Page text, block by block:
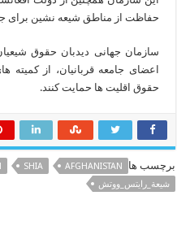
حفاظت از مناطق شیعه نشین برای
سازمان جهانی دیدبان حقوق
اعضای جامعه قربانیان، از کمیته
حقوق اقلیت ها حمایت کنند.
برچسب ها AFGHANISTAN
SHIA
شيعة_رايتس_ووتش